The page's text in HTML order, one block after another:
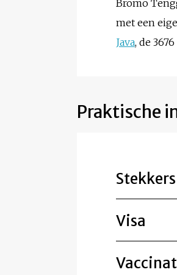
Bromo
met een
Java, de
Praktische
Stekkers
Visa